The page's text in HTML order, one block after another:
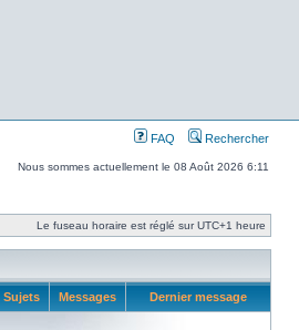
FAQ Rechercher
Nous sommes actuellement le 08 Août 2026 6:11
Le fuseau horaire est réglé sur UTC+1 heure
Sujets Messages Dernier message